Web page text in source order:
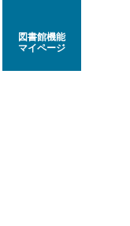
図書館機能
マイページ